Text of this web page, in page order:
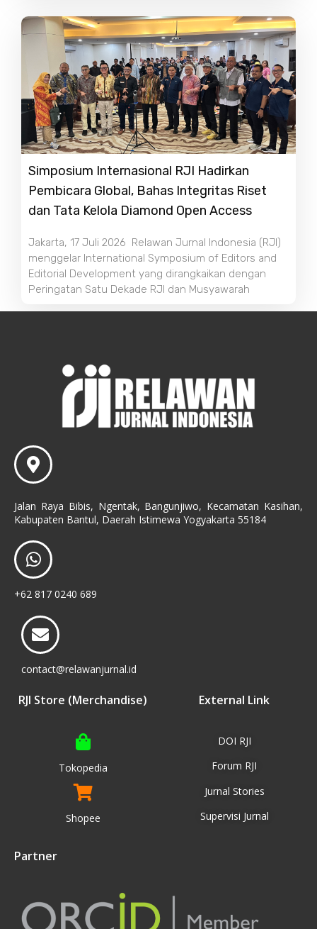
Simposium Internasional RJI Hadirkan
Pembicara Global, Bahas Integritas Riset
dan Tata Kelola Diamond Open Access
Jakarta, 17 Juli 2026 Relawan Jurnal Indonesia (RJI)
menggelar International Symposium of Editors and
Editorial Development yang dirangkaikan dengan
Peringatan Satu Dekade RJI dan Musyawarah
Jalan Raya Bibis, Ngentak, Bangunjiwo, Kecamatan Kasihan,
Kabupaten Bantul, Daerah Istimewa Yogyakarta 55184
+62 817 0240 689
contact@relawanjurnal.id
RJI Store (Merchandise)
Tokopedia
Shopee
External Link
DOI RJI
Forum RJI
Jurnal Stories
Supervisi Jurnal
Partner